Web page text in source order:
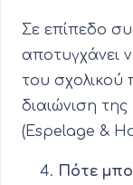
Σε επίπεδο
αποτυγχάνει
του σχολικού
διαιώνιση
(Espelage &
Πότε